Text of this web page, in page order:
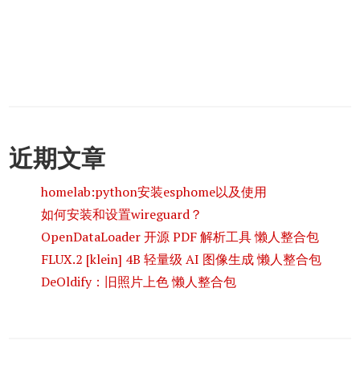
近期文章
homelab:python安装esphome以及使用
如何安装和设置wireguard？
OpenDataLoader 开源 PDF 解析工具 懒人整合包
FLUX.2 [klein] 4B 轻量级 AI 图像生成 懒人整合包
DeOldify：旧照片上色 懒人整合包